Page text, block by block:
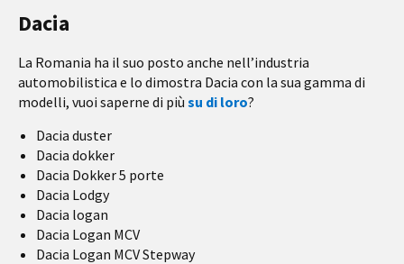
Dacia
La Romania ha il suo posto anche nell’industria
automobilistica e lo dimostra Dacia con la sua gamma di
modelli, vuoi saperne di più su di loro?
Dacia duster
Dacia dokker
Dacia Dokker 5 porte
Dacia Lodgy
Dacia logan
Dacia Logan MCV
Dacia Logan MCV Stepway